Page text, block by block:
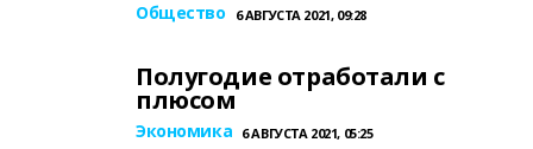
Общество 6 АВГУСТА 2021, 09:28
Полугодие отработали с
плюсом
Экономика 6 АВГУСТА 2021, 05:25